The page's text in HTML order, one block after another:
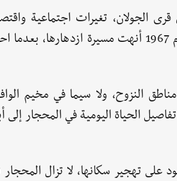
الجولان، تغيرات اجتماعية
الماضي، غير أن حرب حزيران عام 1967 أنهت
مناطق النزوح، ولا سيما في مخيم
تفاصيل الحياة اليومية في المحجار
على تهجير سكانها، لا تزال